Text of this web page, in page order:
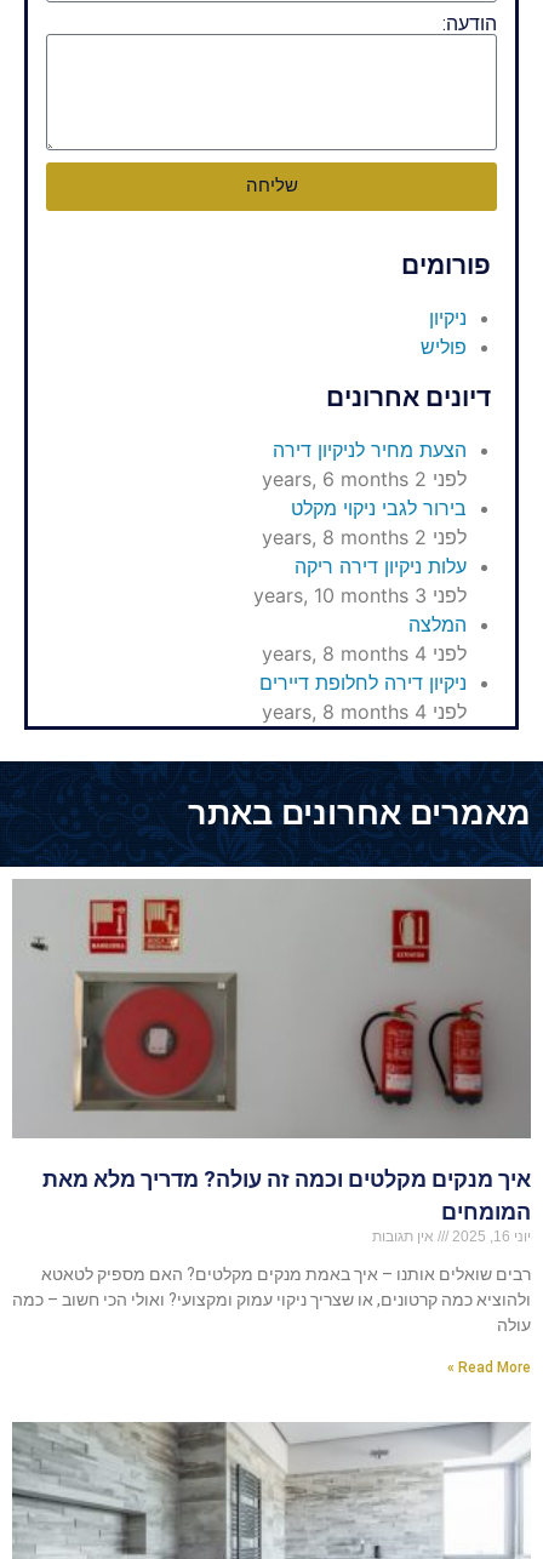
הודעה:
שליחה
פורומים
ניקיון
פוליש
דיונים אחרונים
הצעת מחיר לניקיון דירה
לפני 2 years, 6 months
בירור לגבי ניקוי מקלט
לפני 2 years, 8 months
עלות ניקיון דירה ריקה
לפני 3 years, 10 months
המלצה
לפני 4 years, 8 months
ניקיון דירה לחלופת דיירים
לפני 4 years, 8 months
מאמרים אחרונים באתר
איך מנקים מקלטים וכמה זה עולה? מדריך מלא מאת
המומחים
יוני 16, 2025 אין תגובות
רבים שואלים אותנו – איך באמת מנקים מקלטים? האם מספיק לטאטא
ולהוציא כמה קרטונים, או שצריך ניקוי עמוק ומקצועי? ואולי הכי חשוב – כמה
עולה
Read More »